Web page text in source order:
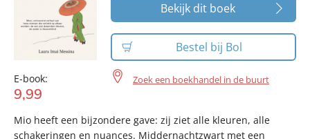
E-book:
9,99
Bekijk dit boek
Bestel bij Bol
Zoek een boekhandel in de buurt
Mio heeft een bijzondere gave: zij ziet alle kleuren, alle
schakeringen en nuances. Middernachtzwart met een